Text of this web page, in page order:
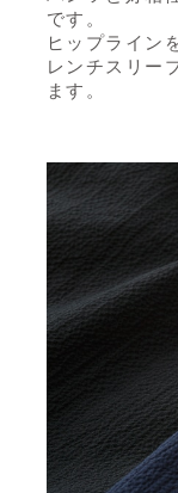
です。
ヒップライン
レンチスリー
ます。